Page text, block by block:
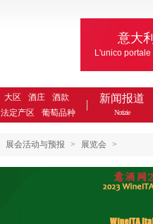
意大
L'unico
大区 酒庄
酒款
法定产区
葡萄品种
新闻报道
Notizie
展会活动与预报 > 展览会 >